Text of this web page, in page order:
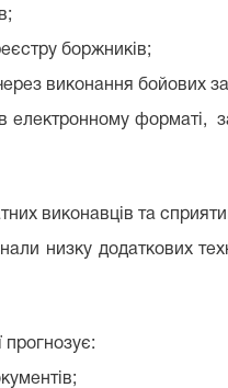
боржників;
виконання бойових
електронному
виконавців та
низку додаткових
прогнозує: